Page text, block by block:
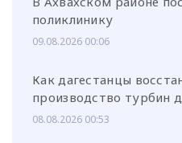
поликлинику
09.08.2026 00:06
Как дагестанцы
производство турбин
08.08.2026 00:53